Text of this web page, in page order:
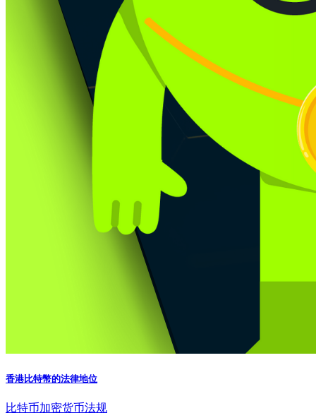
香港比特幣的法律地位
比特币加密货币法规